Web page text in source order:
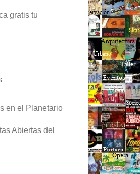
gratis tu
en el Planetario
Abiertas del